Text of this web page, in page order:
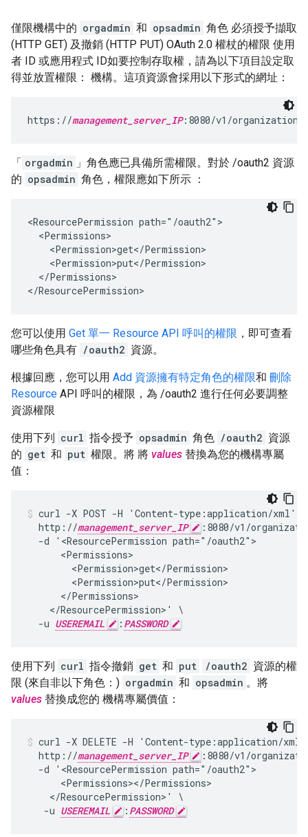
僅限機構中的 orgadmin 和 opsadmin 角色 必須授予擷取
(HTTP GET) 及撤銷 (HTTP PUT) OAuth 2.0 權杖的權限 使用
者 ID 或應用程式 ID如要控制存取權，請為以下項目設定取
得並放置權限： 機構。這項資源會採用以下形式的網址：
https://management_server_IP:8080/v1/
「 orgadmin 」角色應已具備所需權限。對於 /oauth2 資源
的 opsadmin 角色，權限應如下所示 ：
<ResourcePermission path="/oauth2">
  <Permissions>
    <Permission>get</Permission>
    <Permission>put</Permission>
  </Permissions>
</ResourcePermission>
您可以使用 Get 單一 Resource API 呼叫的權限 ，即可查看
哪些角色具有 /oauth2 資源。
根據回應，您可以用 Add 資源擁有特定角色的權限和 刪除
Resource API 呼叫的權限，為 /oauth2 進行任何必要調整
資源權限
使用下列 curl 指令授予 opsadmin 角色 /oauth2 資源
的 get 和 put 權限。將 將 values 替換為您的機構專屬
值：
curl -X POST -H 'Content-type:application/xml' \
  http://
management_server_IP
:8080/v1/
  -d '<ResourcePermission path="/oauth2">
      <Permissions>
        <Permission>get</Permission>
        <Permission>put</Permission>
      </Permissions>
    </ResourcePermission>' \
  -u
USEREMAIL : PASSWORD
使用下列 curl 指令撤銷 get 和 put /oauth2 資源的權
限 (來自非以下角色：) orgadmin 和 opsadmin 。將
values 替換成您的 機構專屬價值：
curl -X DELETE -H 'Content-type:application/
  http://
management_server_IP
:8080/v1/
  -d '<ResourcePermission path="/oauth2">
      <Permissions></Permissions>
    </ResourcePermission>' \
   -u
USEREMAIL : PASSWORD